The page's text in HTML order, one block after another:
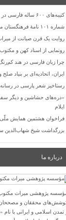
کتیبه‌های ۶۰۰ ساله فارسی در هندوستان
شماره ۱۰۱ نامۀ فرهنگستان منتشر شد
روایت یک قرن صیانت از
رونمایی از اسناد کهن و
چرا زبان فارسی در هند
ایران، اتحادیه‌ای بر بنیاد
رستاخیز شعر پارسی در
«دره‌های حشاشین و دیگر
ایلام
فراخوان هشتمین همایش ملّی
بزرگداشت شیخ شهاب‌الدین
درباره ما
محققان و مصححان و
تمدن اسلامی و ایرانی با